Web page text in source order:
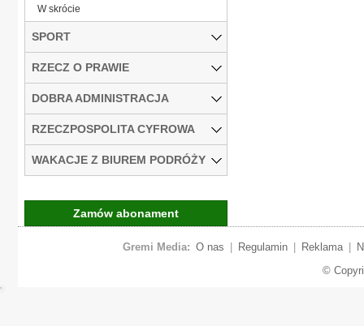
W skrócie
SPORT
RZECZ O PRAWIE
DOBRA ADMINISTRACJA
RZECZPOSPOLITA CYFROWA
WAKACJE Z BIUREM PODRÓŻY
Zamów abonament
Gremi Media: O nas Regulamin Reklama
©